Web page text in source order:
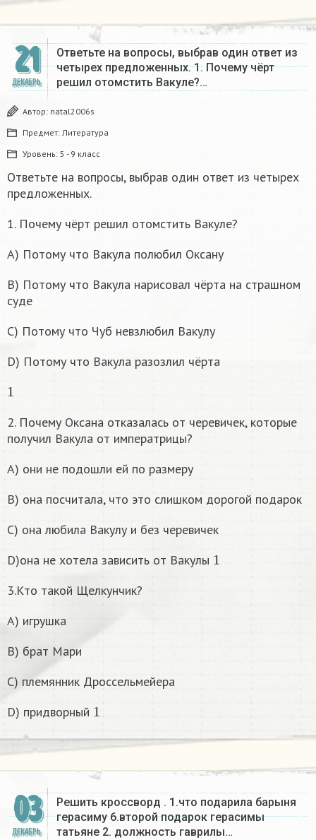
21
ДЕКАБРЬ
Ответьте на вопросы, выбрав один ответ из
четырех предложенных. 1. Почему чёрт
решил отомстить Вакуле?…
Автор: natal2006s
Предмет: Литература
Уровень: 5 - 9 класс
Ответьте на вопросы, выбрав один ответ из четырех
предложенных.
1. Почему чёрт решил отомстить Вакуле?
A) Потому что Вакула полюбил Оксану
B) Потому что Вакула нарисовал чёрта на страшном
суде
C) Потому что Чуб невзлюбил Вакулу
D) Потому что Вакула разозлил чёрта
1
2. Почему Оксана отказалась от черевичек, которые
получил Вакула от императрицы?
A) они не подошли ей по размеру
B) она посчитала, что это слишком дорогой подарок
C) она любила Вакулу и без черевичек
D)она не хотела зависить от Вакулы
1
3.Кто такой Щелкунчик?
A) игрушка
B) брат Мари
C) племянник Дроссельмейера
D) придворный
1
03
ДЕКАБРЬ
Решить кроссворд . 1.что подарила барыня
герасиму 6.второй подарок герасимы
татьяне 2. должность гаврилы…